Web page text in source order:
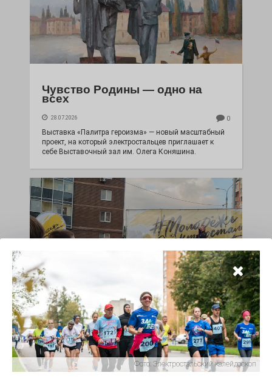
Чувство Родины — одно на
всех
28.07.2026 0
Выставка «Палитра героизма» — новый масштабный
проект, на который электростальцев приглашает к
себе Выставочный зал им. Олега Коняшина.
«Районы-кварталы»
путешествуют по городу
27.07.2026 0
Радость в квадрате! На этой неделе электростальцев
дважды порадует проект «Районы-кварталы».
Фото: Электростальский калейдоскоп